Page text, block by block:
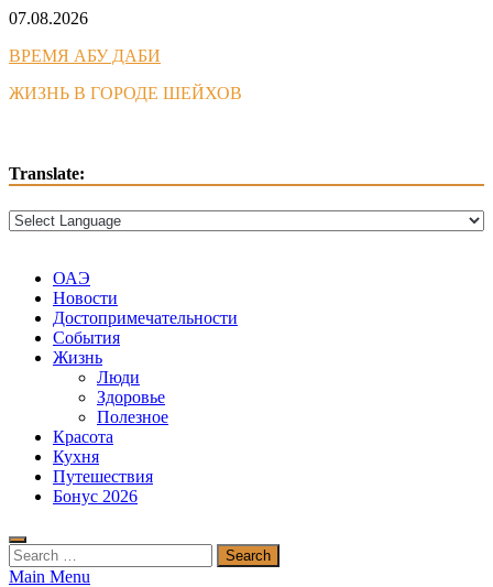
Skip
content
07.08.2026
ВРЕМЯ АБУ ДАБИ
ЖИЗНЬ В ГОРОДЕ ШЕЙХОВ
Translate:
ОАЭ
Новости
Достопримечательности
События
Жизнь
Люди
Здоровье
Полезное
Красота
Кухня
Путешествия
Бонус 2026
Search
for:
Main Menu